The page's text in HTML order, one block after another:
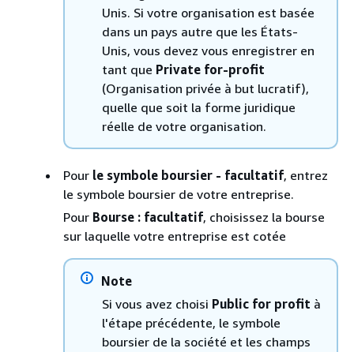
Unis. Si votre organisation est basée
dans un pays autre que les États-
Unis, vous devez vous enregistrer en
tant que Private for-profit
(Organisation privée à but lucratif),
quelle que soit la forme juridique
réelle de votre organisation.
Pour le symbole boursier - facultatif, entrez
le symbole boursier de votre entreprise.
Pour Bourse : facultatif, choisissez la bourse
sur laquelle votre entreprise est cotée
Note
Si vous avez choisi Public for profit à
l'étape précédente, le symbole
boursier de la société et les champs